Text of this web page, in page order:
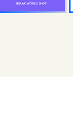
RELAX WORLD SHOP